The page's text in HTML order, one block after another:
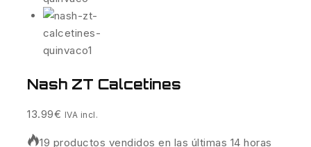
Nash ZT Calcetines
13.99€ IVA incl.
19 productos vendidos en las últimas 14 horas